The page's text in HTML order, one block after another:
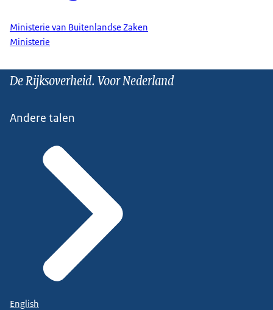
Ministerie van Buitenlandse Zaken
Ministerie
De Rijksoverheid. Voor Nederland
Andere talen
English